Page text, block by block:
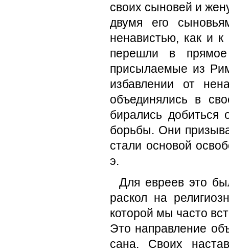
своих сыновей и
двумя его
ненавистью, как и
перешли в
присылаемые из
избав­лении от
объединялись в
бирались добиться
борьбы. Они
стали основой
э.
Для евреев это
раскол на
которой мы часто
Это направление
сана. Своих